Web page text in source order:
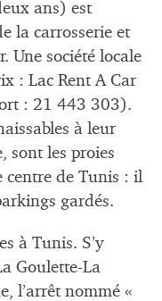
ans) est
la carrosserie et
Une société locale
: Lac Rent A Car
: 21 443 303).
à leur
sont les proies
centre de Tunis : il
gardés.
à Tunis. S’y
Goulette-La
l’arrêt nommé «